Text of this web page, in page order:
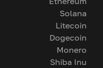
Solana
Litecoin
Dogecoin
Monero
Shiba Inu